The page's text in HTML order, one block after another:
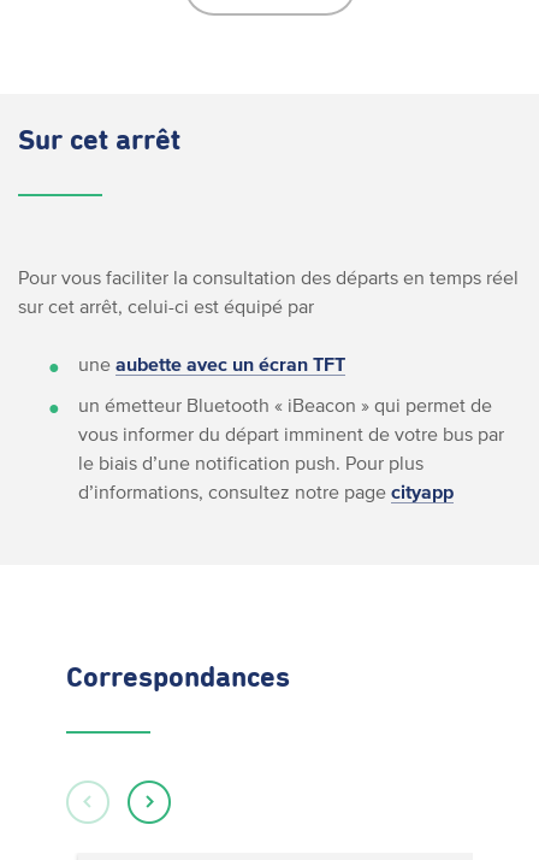
Sur cet arrêt
Pour vous faciliter la consultation des départs en temps réel
sur cet arrêt, celui-ci est équipé par
une aubette avec un écran TFT
un émetteur Bluetooth « iBeacon » qui permet de
vous informer du départ imminent de votre bus par
le biais d’une notification push. Pour plus
d’informations, consultez notre page cityapp
Correspondances